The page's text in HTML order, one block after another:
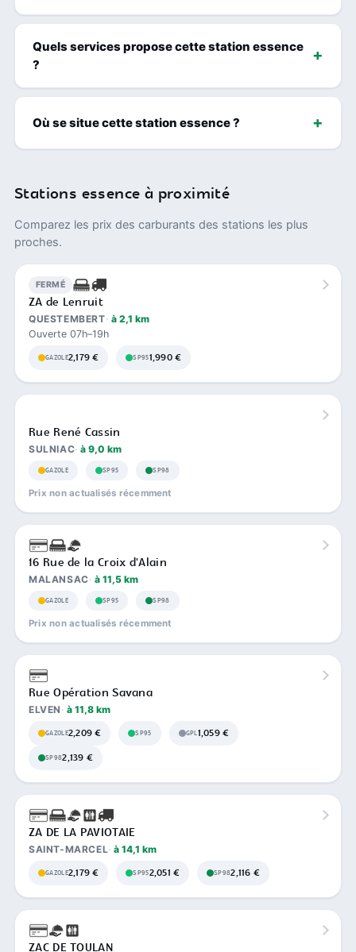
Quels services propose cette station essence
?
Où se situe cette station essence ?
Stations essence à proximité
Comparez les prix des carburants des stations les plus
proches.
FERMÉ
ZA de Lenruit
QUESTEMBERT à 2,1 km
Ouverte 07h–19h
GAZOLE2,179 € SP951,990 €
Rue René Cassin
SULNIAC à 9,0 km
GAZOLE SP95 SP98
Prix non actualisés récemment
16 Rue de la Croix d'Alain
MALANSAC à 11,5 km
GAZOLE SP95 SP98
Prix non actualisés récemment
Rue Opération Savana
ELVEN à 11,8 km
GAZOLE2,209 € SP95 GPL1,059 €
SP982,139 €
ZA DE LA PAVIOTAIE
SAINT-MARCEL à 14,1 km
GAZOLE2,179 € SP952,051 € SP982,116 €
ZAC DE TOULAN